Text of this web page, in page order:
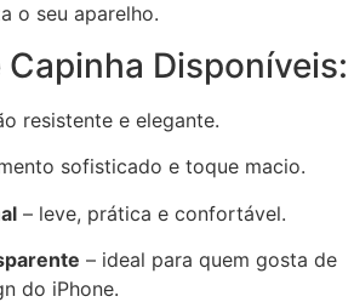
o seu aparelho.
Disponíveis:
resistente e elegante.
sofisticado e toque macio.
– leve, prática e confortável.
– ideal para quem gosta de
do iPhone.